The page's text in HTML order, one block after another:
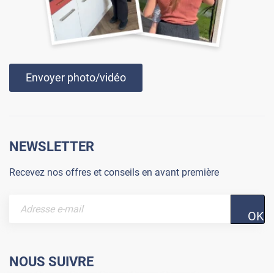
Envoyer photo/vidéo
NEWSLETTER
Recevez nos offres et conseils en avant première
OK
NOUS SUIVRE